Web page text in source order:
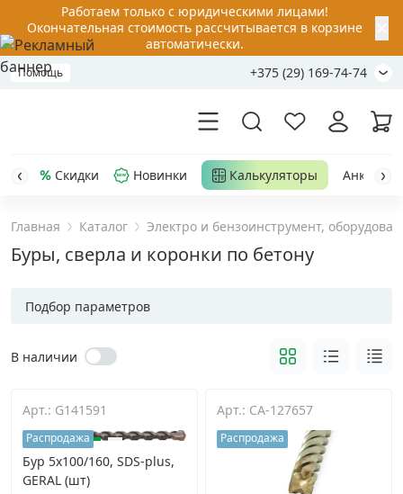
Работаем только с юридическими лицами!
Окончательная стоимость рассчитывается в корзине
автоматически.
Помощь +375 (29) 169-74-74
Акции
Дюбельная техника
Кабельный крепеж
Скидки Новинки Калькуляторы Анкер-
Главная Каталог Электро и бензоинструмент,
Буры, сверла и коронки по бетону
Подбор параметров
В наличии
Арт.: G141591
Распродажа
Бур 5х100/160, SDS-plus,
GERAL (шт)
Арт.: CA-127657
Распродажа